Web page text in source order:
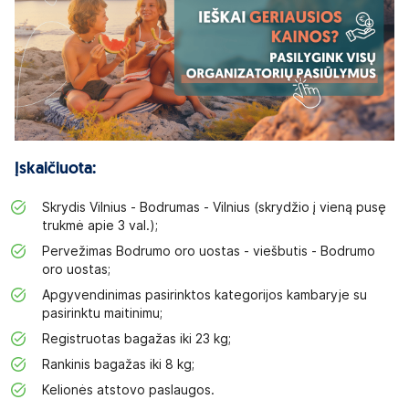
Įskaičiuota:
Skrydis Vilnius - Bodrumas - Vilnius (skrydžio į vieną pusę
trukmė apie 3 val.);
Pervežimas Bodrumo oro uostas - viešbutis - Bodrumo
oro uostas;
Apgyvendinimas pasirinktos kategorijos kambaryje su
pasirinktu maitinimu;
Registruotas bagažas iki 23 kg;
Rankinis bagažas iki 8 kg;
Kelionės atstovo paslaugos.